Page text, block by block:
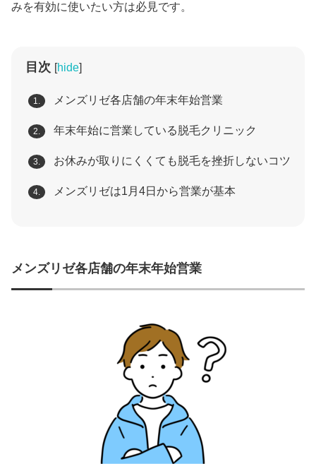
みを有効に使いたい方は必見です。
目次 [hide]
1. メンズリゼ各店舗の年末年始営業
2. 年末年始に営業している脱毛クリニック
3. お休みが取りにくくても脱毛を挫折しないコツ
4. メンズリゼは1月4日から営業が基本
メンズリゼ各店舗の年末年始営業